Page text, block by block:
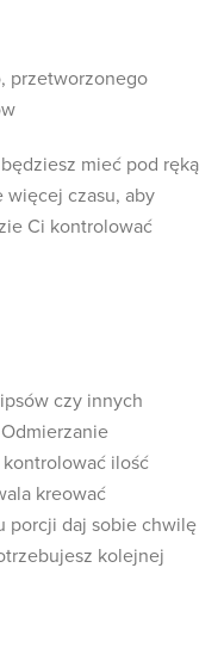
przetworzonego
mieć pod ręką
więcej czasu, aby
Ci kontrolować
czy innych
ilość
kreować
porcji daj sobie chwilę
kolejnej